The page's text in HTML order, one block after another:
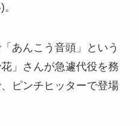
あんこう音頭」という
」さんが急遽代役を務
ピンチヒッターで登場